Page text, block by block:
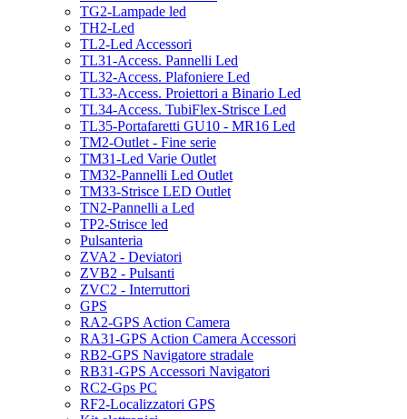
TG2-Lampade led
TH2-Led
TL2-Led Accessori
TL31-Access. Pannelli Led
TL32-Access. Plafoniere Led
TL33-Access. Proiettori a Binario Led
TL34-Access. TubiFlex-Strisce Led
TL35-Portafaretti GU10 - MR16 Led
TM2-Outlet - Fine serie
TM31-Led Varie Outlet
TM32-Pannelli Led Outlet
TM33-Strisce LED Outlet
TN2-Pannelli a Led
TP2-Strisce led
Pulsanteria
ZVA2 - Deviatori
ZVB2 - Pulsanti
ZVC2 - Interruttori
GPS
RA2-GPS Action Camera
RA31-GPS Action Camera Accessori
RB2-GPS Navigatore stradale
RB31-GPS Accessori Navigatori
RC2-Gps PC
RF2-Localizzatori GPS